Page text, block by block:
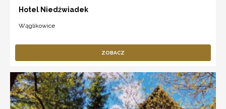
Hotel Niedźwiadek
Wąglikowice
ZOBACZ